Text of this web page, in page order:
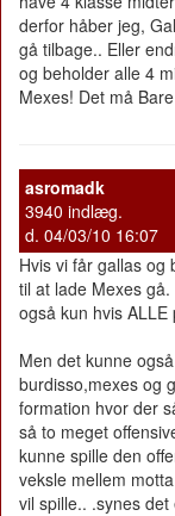
derfor håber jeg,
gå tilbage.. Eller
og beholder alle 4
Mexes! Det må
asromadk
3940 indlæg.
d. 04/03/10 16:07
Hvis vi får gallas og
til at lade Mexes
også kun hvis
Men det kunne
burdisso,mexes og
formation hvor der
så to meget
kunne spille den
veksle mellem
vil spille.. .synes